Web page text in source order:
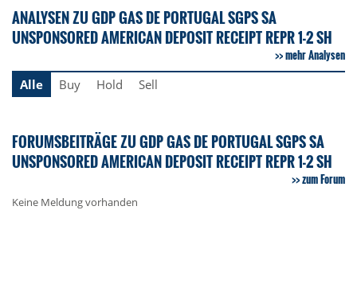
ANALYSEN ZU GDP GAS DE PORTUGAL SGPS SA
UNSPONSORED AMERICAN DEPOSIT RECEIPT REPR 1-2 SH
mehr Analysen
Alle
Buy Hold Sell
FORUMSBEITRÄGE ZU GDP GAS DE PORTUGAL SGPS SA
UNSPONSORED AMERICAN DEPOSIT RECEIPT REPR 1-2 SH
zum Forum
Keine Meldung vorhanden